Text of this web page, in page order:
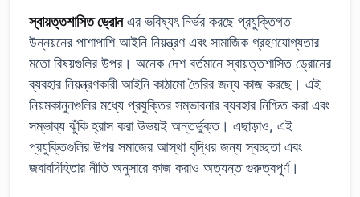
স্বায়ত্তশাসিত ড্রোনএর ভবিষ্যৎ নির্ভর করছে প্রযুক্তিগত
উন্নয়নের পাশাপাশি আইনি নিয়ন্ত্রণ এবং সামাজিক গ্রহণযোগ্যতার
মতো বিষয়গুলির উপর। অনেক দেশ বর্তমানে স্বায়ত্তশাসিত ড্রোনের
ব্যবহার নিয়ন্ত্রণকারী আইনি কাঠামো তৈরির জন্য কাজ করছে। এই
নিয়মকানুনগুলির মধ্যে প্রযুক্তির সম্ভাবনার ব্যবহার নিশ্চিত করা এবং
সম্ভাব্য ঝুঁকি হ্রাস করা উভয়ই অন্তর্ভুক্ত। এছাড়াও, এই
প্রযুক্তিগুলির উপর সমাজের আস্থা বৃদ্ধির জন্য স্বচ্ছতা এবং
জবাবদিহিতার নীতি অনুসারে কাজ করাও অত্যন্ত গুরুত্বপূর্ণ।